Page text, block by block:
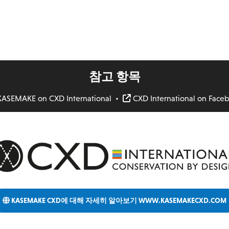
참고 항목
on CXD International • CXD International on
KASEMAKE CXD에 대해 자세히 알아보기 WWW.KASEMAKECXD.COM